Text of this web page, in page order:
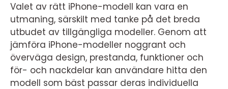
Valet av rätt iPhone-modell kan vara en
utmaning, särskilt med tanke på det breda
utbudet av tillgängliga modeller. Genom att
jämföra iPhone-modeller noggrant och
överväga design, prestanda, funktioner och
för- och nackdelar kan användare hitta den
modell som bäst passar deras individuella